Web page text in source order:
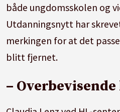
både ungdomsskolen og
Utdanningsnytt har
merkingen for at det
blitt fjernet.
–